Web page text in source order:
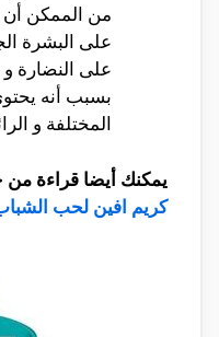
من الممكن
على البشرة
على النضارة و
بسبب أنه
المختلفة و
يمكنك أيضا قراءة
كريم افين لحب